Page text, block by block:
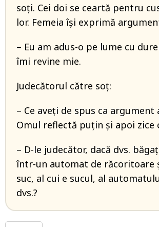
soți. Cei doi se ceartă pentru
lor. Femeia își exprimă
– Eu am adus-o pe lume cu
îmi revine mie.
Judecătorul către soț:
– Ce aveți de spus ca argument
Omul reflectă puțin și apoi zice
– D-le judecător, dacă dvs.
într-un automat de răcoritoare
suc, al cui e sucul, al
dvs.?